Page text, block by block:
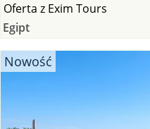
Oferta z Exim Tours
Egipt
Nowość